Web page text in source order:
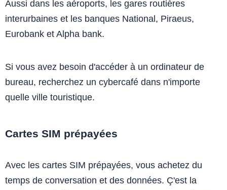
Aussi dans les aéroports, les gares routières
interurbaines et les banques National, Piraeus,
Eurobank et Alpha bank.
Si vous avez besoin d'accéder à un ordinateur de
bureau, recherchez un cybercafé dans n'importe
quelle ville touristique.
Cartes SIM prépayées
Avec les cartes SIM prépayées, vous achetez du
temps de conversation et des données. Ç'est la